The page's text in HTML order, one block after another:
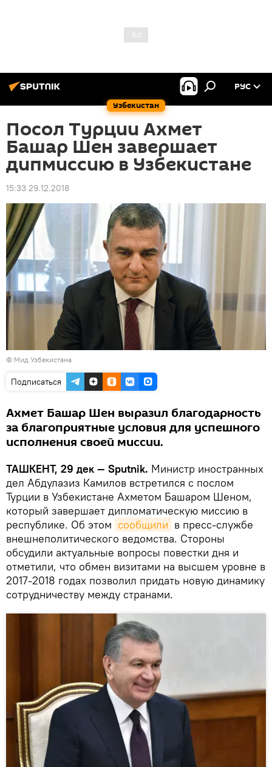
Узбекистан
РУС
Посол Турции Ахмет
Башар Шен завершает
дипмиссию в Узбекистане
15:33 29.12.2018
© Мид Узбекистана
Подписаться
Ахмет Башар Шен выразил благодарность
за благоприятные условия для успешного
исполнения своей миссии.
ТАШКЕНТ, 29 дек — Sputnik. Министр иностранных
дел Абдулазиз Камилов встретился с послом
Турции в Узбекистане Ахметом Башаром Шеном,
который завершает дипломатическую миссию в
республике. Об этом сообщили в пресс-службе
внешнеполитического ведомства. Стороны
обсудили актуальные вопросы повестки дня и
отметили, что обмен визитами на высшем уровне в
2017-2018 годах позволил придать новую динамику
сотрудничеству между странами.